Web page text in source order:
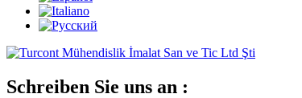
Schreiben Sie uns an :